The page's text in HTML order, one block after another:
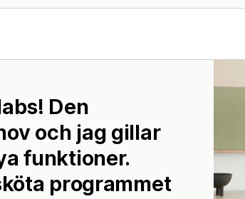
Den
och jag gillar
funktioner.
programmet